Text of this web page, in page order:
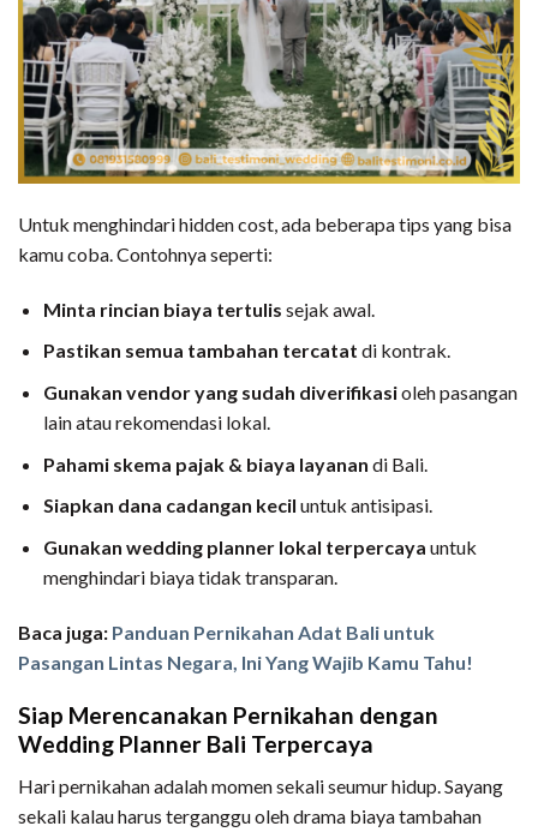
Untuk menghindari hidden cost, ada beberapa tips yang bisa
kamu coba. Contohnya seperti:
Minta rincian biaya tertulis sejak awal.
Pastikan semua tambahan tercatat di kontrak.
Gunakan vendor yang sudah diverifikasioleh pasangan
lain atau rekomendasi lokal.
Pahami skema pajak & biaya layanan di Bali.
Siapkan dana cadangan kecil untuk antisipasi.
Gunakan wedding planner lokal terpercaya untuk
menghindari biaya tidak transparan.
Baca juga: Panduan Pernikahan Adat Bali untuk
Pasangan Lintas Negara, Ini Yang Wajib Kamu Tahu!
Siap Merencanakan Pernikahan dengan
Wedding Planner Bali Terpercaya
Hari pernikahan adalah momen sekali seumur hidup. Sayang
sekali kalau harus terganggu oleh drama biaya tambahan